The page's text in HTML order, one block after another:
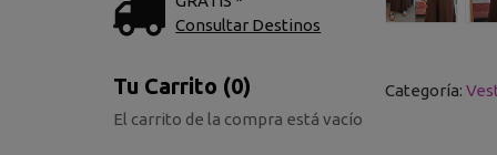
Consultar Destinos
Tu Carrito (0)
El carrito de la compra está vacío
Categoría: